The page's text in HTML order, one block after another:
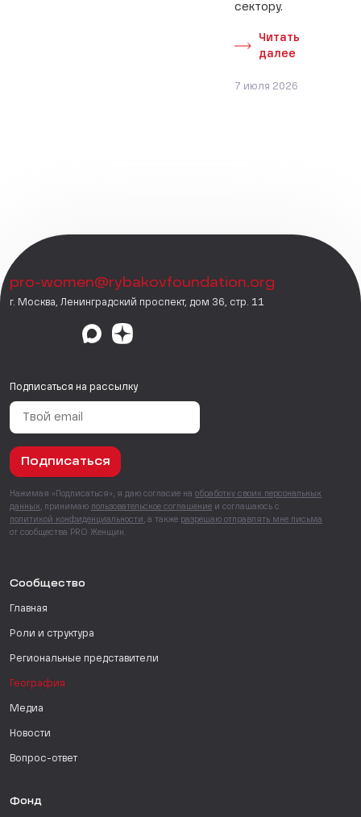
сектору.
Читать
далее
7 июля 2026
pro-women@rybakovfoundation.org
г. Москва, Ленинградский проспект, дом 36, стр. 11
Подписаться на рассылку
Подписаться
Нажимая «Подписаться», я даю согласие на обработку своих персональных
данных , принимаю пользовательское соглашение и соглашаюсь с
политикой конфиденциальности , а также разрешаю отправлять мне письма
от сообщества PRO Женщин.
Сообщество
Главная
Роли и структура
Региональные представители
География
Медиа
Новости
Вопрос-ответ
Фонд